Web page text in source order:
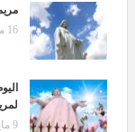
16 مارس، 2015
9 مايو، 2015